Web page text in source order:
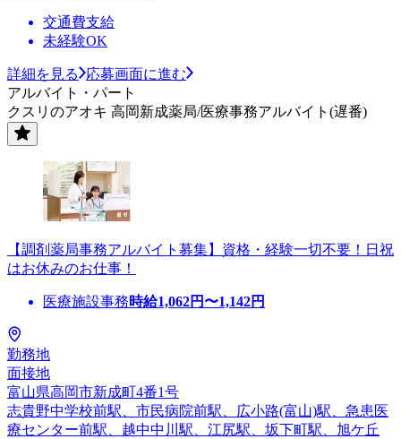
交通費支給
未経験OK
詳細を見る
応募画面に進む
アルバイト・パート
クスリのアオキ 高岡新成薬局/医療事務アルバイト(遅番)
【調剤薬局事務アルバイト募集】資格・経験一切不要！日祝
はお休みのお仕事！
医療施設事務時給1,062円〜1,142円
勤務地
面接地
富山県高岡市新成町4番1号
志貴野中学校前駅、市民病院前駅、広小路(富山)駅、急患医
療センター前駅、越中中川駅、江尻駅、坂下町駅、旭ケ丘